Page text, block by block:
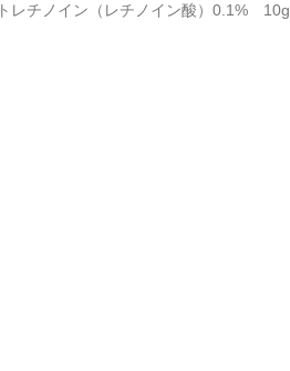
トレチノイン（レチノイン酸）0.1% 10g